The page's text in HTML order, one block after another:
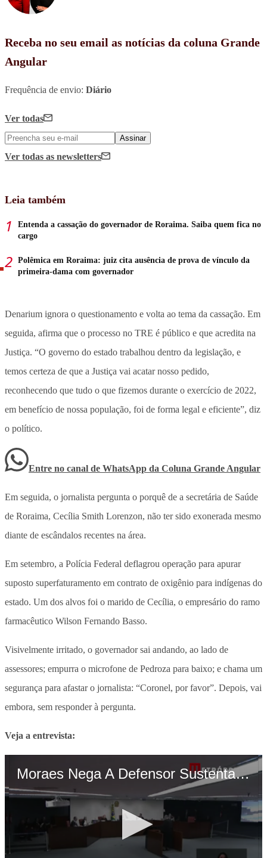
Receba no seu email as notícias da coluna Grande
Angular
Frequência de envio: Diário
Ver todas
Assinar
Ver todas as newsletters
Leia também
Entenda a cassação do governador de Roraima. Saiba quem fica no
cargo
Polêmica em Roraima: juiz cita ausência de prova de vínculo da
primeira-dama com governador
Denarium ignora o questionamento e volta ao tema da cassação. Em
seguida, afirma que o processo no TRE é público e que acredita na
Justiça. “O governo do estado trabalhou dentro da legislação, e
temos certeza de que a Justiça vai acatar nosso pedido,
reconhecendo que tudo o que fizemos durante o exercício de 2022,
em benefício de nossa população, foi de forma legal e eficiente”, diz
o político.
Entre no canal de WhatsApp da Coluna Grande Angular
Em seguida, o jornalista pergunta o porquê de a secretária de Saúde
de Roraima, Cecília Smith Lorenzon, não ter sido exonerada mesmo
diante de escândalos recentes na área.
Em setembro, a Polícia Federal deflagrou operação para apurar
suposto superfaturamento em contrato de oxigênio para indígenas do
estado. Um dos alvos foi o marido de Cecília, o empresário do ramo
farmacêutico Wilson Fernando Basso.
Visivelmente irritado, o governador sai andando, ao lado de
assessores; empurra o microfone de Pedroza para baixo; e chama um
segurança para afastar o jornalista: “Coronel, por favor”. Depois, vai
embora, sem responder à pergunta.
Veja a entrevista: